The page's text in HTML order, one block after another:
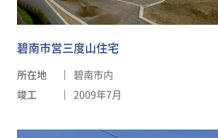
碧南市営三度山住宅
所在地
碧南市内
竣工
2009年7月